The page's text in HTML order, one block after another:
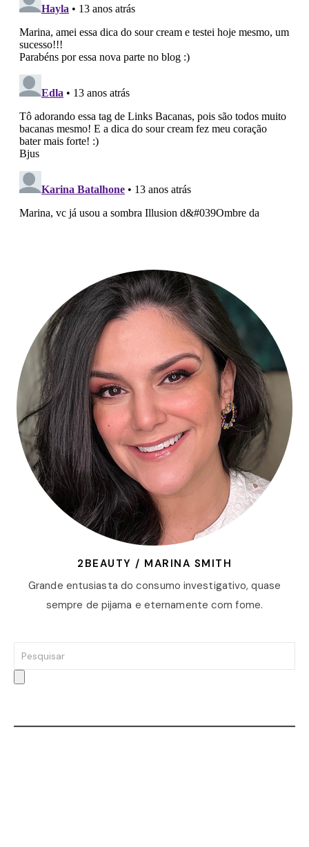
2BEAUTY / MARINA SMITH
Grande entusiasta do consumo investigativo, quase
sempre de pijama e eternamente com fome.